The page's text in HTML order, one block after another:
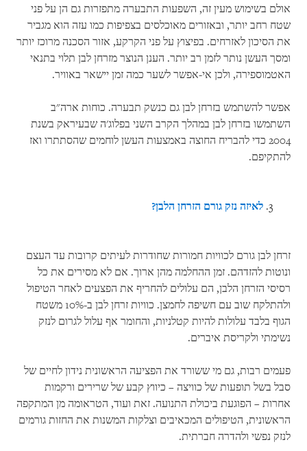
אולם בשימוש מעין זה, השפעות התבערה מתפזרות גם הן על פני
שטח רחב יותר, ובאזורים מאוכלסים בצפיפות כמו עזה הוא מגביר
את הסיכון לאזרחים. בפיצוץ על פני הקרקע, אזור הסכנה מרוכז יותר
ומסך העשן נותר לזמן רב יותר. הענן הנוצר מזרחן לבן תלוי בתנאי
האטמוספירה, ולכן אי-אפשר לשער כמה זמן יישאר באוויר.
אפשר להשתמש בזרחן לבן גם כנשק תבערה. כוחות ארה"ב
השתמשו בזרחן לבן במהלך הקרב השני בפלוג'ה שבעיראק בשנת
2004 כדי להבריח החוצה באמצעות העשן לוחמים שהסתתרו ואז
להתקיפם.
לאיזה נזק גורם הזרחן הלבן?
זרחן לבן גורם לכוויות חמורות שחודרות לעיתים קרובות עד העצם
ונוטות להזדהם. זמן ההחלמה מהן ארוך. אם לא מסירים את כל
רסיסי הזרחן הלבן, הם עלולים להחריף את הפצעים לאחר הטיפול
ולהתלקח שוב עם חשיפה לחמצן. כוויות זרחן לבן ב-10% משטח
הגוף בלבד עלולות להיות קטלניות, והחומר אף עלול לגרום לנזק
נשימתי ולקריסת איברים.
פעמים רבות, גם מי ששורד את הפציעה הראשונית נידון לחיים של
סבל בשל תופעות של כוויצה – כיווץ קבע של שרירים ורקמות
אחרות – הפוגעת ביכולת התנועה. זאת ועוד, הטראומה מן המתקפה
הראשונית, הטיפולים המכאיבים וצלקות המשנות את החזות גורמים
לנזק נפשי ולהדרה חברתית.